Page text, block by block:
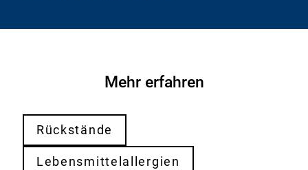
Mehr erfahren
Rückstände
Lebensmittelallergien